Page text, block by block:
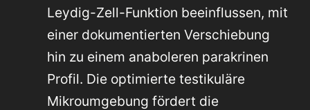
Leydig-Zell-Funktion beeinflussen, mit
einer dokumentierten Verschiebung
hin zu einem anaboleren parakrinen
Profil. Die optimierte testikuläre
Mikroumgebung fördert die